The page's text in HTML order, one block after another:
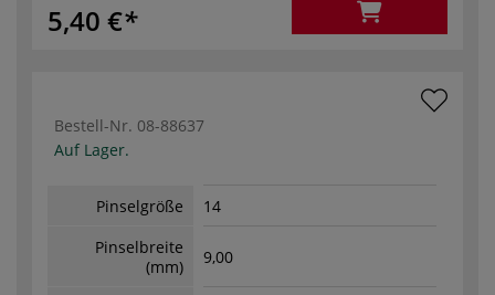
5,40 €
Bestell-Nr. 08-88637
Auf Lager.
Pinselgröße
14
Pinselbreite
(mm)
9,00